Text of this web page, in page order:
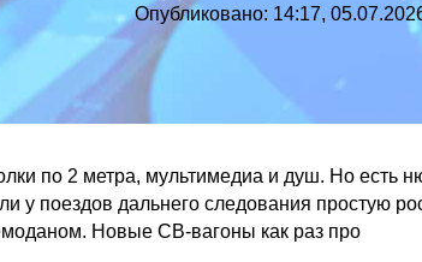
Опубликовано: 14:17,
по 2 метра, мультимедиа и душ. Но есть
у поездов дальнего следования простую
Новые СВ-вагоны как раз про